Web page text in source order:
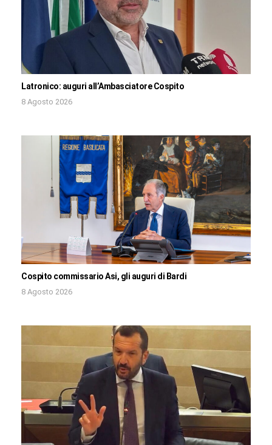
Latronico: auguri all’Ambasciatore Cospito
8 Agosto 2026
Cospito commissario Asi, gli auguri di Bardi
8 Agosto 2026